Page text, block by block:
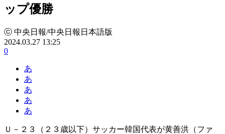
ップ優勝
ⓒ 中央日報/中央日報日本語版
2024.03.27 13:25
0
あ
あ
あ
あ
あ
Ｕ－２３（２３歳以下）サッカー韓国代表が黄善洪（ファ